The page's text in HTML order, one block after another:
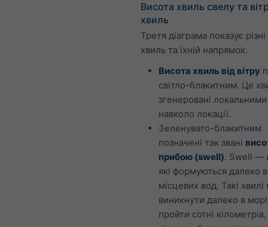
Висота хвиль свелу та
хвиль
Третя діаграма показує
хвиль та їхній напрямок.
Висота хвиль від вітру
світло-блакитним. Це
згенеровані
навколо локації.
Зеленувато-блакитним
позначені так звані
прибою (swell). Swell —
які формуються далеко
місцевих вод. Такі
виникнути далеко в
пройти сотні